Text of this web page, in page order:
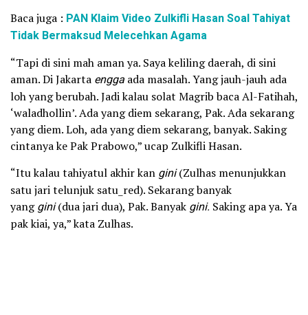
Baca juga : PAN Klaim Video Zulkifli Hasan Soal Tahiyat
Tidak Bermaksud Melecehkan Agama
“Tapi di sini mah aman ya. Saya keliling daerah, di sini
aman. Di Jakarta engga ada masalah. Yang jauh-jauh ada
loh yang berubah. Jadi kalau solat Magrib baca Al-Fatihah,
‘waladhollin’. Ada yang diem sekarang, Pak. Ada sekarang
yang diem. Loh, ada yang diem sekarang, banyak. Saking
cintanya ke Pak Prabowo,” ucap Zulkifli Hasan.
“Itu kalau tahiyatul akhir kan gini(Zulhas menunjukkan
satu jari telunjuk satu_red). Sekarang banyak
yanggini(dua jari dua), Pak. Banyak gini. Saking apa ya. Ya
pak kiai, ya,” kata Zulhas.